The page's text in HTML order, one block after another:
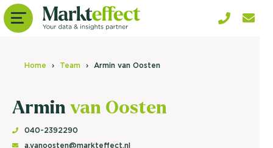
Home Team Armin van Oosten
Armin van Oosten
040-2392290
a.vanoosten@markteffect.nl